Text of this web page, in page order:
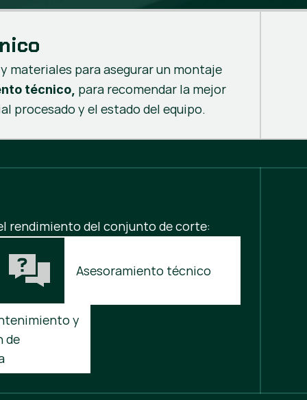
materiales para asegurar un montaje
técnico, para recomendar la mejor
procesado y el estado del equipo.
rendimiento del conjunto de corte:
Asesoramiento técnico
y
de